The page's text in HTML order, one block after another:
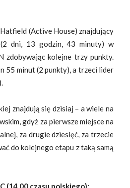
(Active House) znajdujący
(2 dni, 13 godzin, 43 minuty) w
zdobywając kolejne trzy punkty.
55 minut (2 punkty), a trzeci lider
znajdują się dzisiaj – a wiele na
gdyż za pierwsze miejsce na
za drugie dziesięć, za trzecie
do kolejnego etapu z taką samą
(14.00 czasu polskiego):